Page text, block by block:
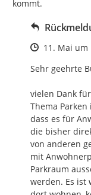
kommt.
Zeitpunkt
11. Mai um
Sehr geehrte
vielen Dank
Thema
dass es für
die bisher
von anderen
mit
Parkraum
werden. Es ist